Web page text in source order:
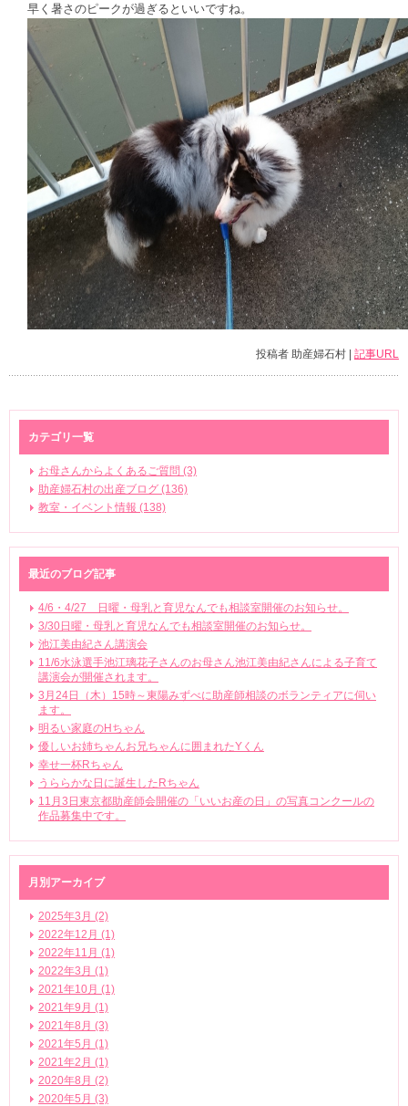
早く暑さのピークが過ぎるといいですね。
投稿者 助産婦石村 | 記事URL
カテゴリ一覧
お母さんからよくあるご質問 (3)
助産婦石村の出産ブログ (136)
教室・イベント情報 (138)
最近のブログ記事
4/6・4/27 日曜・母乳と育児なんでも相談室開催のお知らせ。
3/30日曜・母乳と育児なんでも相談室開催のお知らせ。
池江美由紀さん講演会
11/6水泳選手池江璃花子さんのお母さん池江美由紀さんによる子育て
講演会が開催されます。
3月24日（木）15時～東陽みずべに助産師相談のボランティアに伺い
ます。
明るい家庭のHちゃん
優しいお姉ちゃんお兄ちゃんに囲まれたYくん
幸せ一杯Rちゃん
うららかな日に誕生したRちゃん
11月3日東京都助産師会開催の「いいお産の日」の写真コンクールの
作品募集中です。
月別アーカイブ
2025年3月 (2)
2022年12月 (1)
2022年11月 (1)
2022年3月 (1)
2021年10月 (1)
2021年9月 (1)
2021年8月 (3)
2021年5月 (1)
2021年2月 (1)
2020年8月 (2)
2020年5月 (3)